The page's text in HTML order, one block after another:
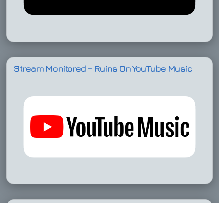
Stream Monitored – Ruins On YouTube Music